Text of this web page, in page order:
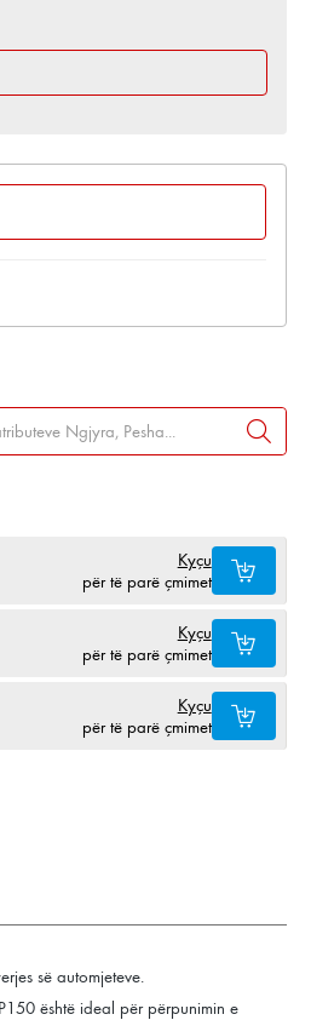
Kyçu
për të parë çmimet
Kyçu
për të parë çmimet
Kyçu
për të parë çmimet
së automjeteve.
është ideal për përpunimin e